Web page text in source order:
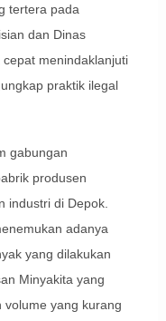
tertera pada
dan Dinas
menindaklanjuti
praktik ilegal
gabungan
produsen
industri di Depok.
adanya
yang dilakukan
Minyakita yang
volume yang kurang